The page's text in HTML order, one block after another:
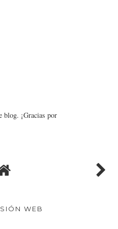
blog. ¡Gracias por
WEB